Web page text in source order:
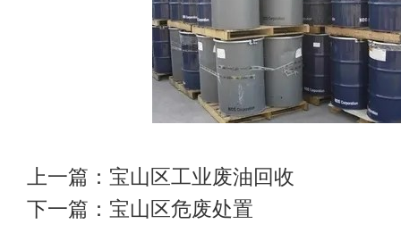
上一篇： 宝山区工业废油回收
下一篇： 宝山区危废处置